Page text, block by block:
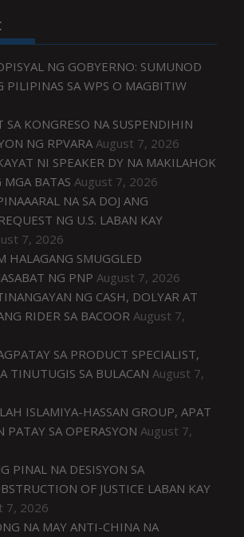
NG GOBYERNO: SUMUNOD
PILIPINAS SA WPS O MAGBITIW
KONGRESO NA SUSPENDIHIN
NG RPVARA August 7, 2026
NI SPEAKER DY NA MAKILAHOK
MGA BATAS August 7, 2026
NA SA DOJ ANG
NG U.S. LABAN KAY
7, 2026
HALAGANG SMUGGLED
NG PNP August 7, 2026
NG CASH, DOLYAR AT
RIDER SA BACOOR August 7,
SA PRODUCT SPECIALIST,
TINUTUGIS SA BULACAN August 7,
ISLAMIYA-HASSAN GROUP, APAT
PATAY SA OPERASYON August 7,
PINAL NA DESISYON SA
OF JUSTICE LABAN KAY
7, 2026
NA MAY ANTI-CHINA NA